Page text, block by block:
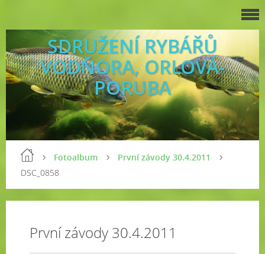
SDRUŽENÍ RYBÁŘŮ
VODŇORA, ORLOVÁ-
PORUBA
Fotoalbum
První závody 30.4.2011
DSC_0858
První závody 30.4.2011